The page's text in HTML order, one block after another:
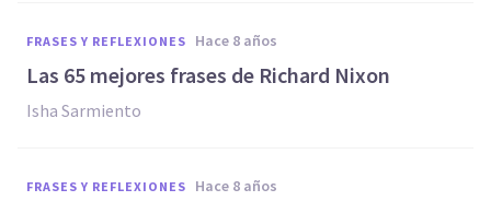
FRASES Y REFLEXIONES hace 8 años
Las 65 mejores frases de Richard Nixon
Isha Sarmiento
FRASES Y REFLEXIONES hace 8 años